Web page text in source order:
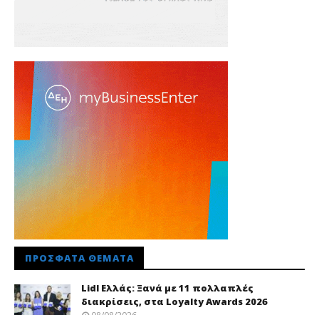
ΠΡΌΣΦΑΤΑ ΘΈΜΑΤΑ
Lidl Ελλάς: Ξανά με 11 πολλαπλές
διακρίσεις, στα Loyalty Awards 2026